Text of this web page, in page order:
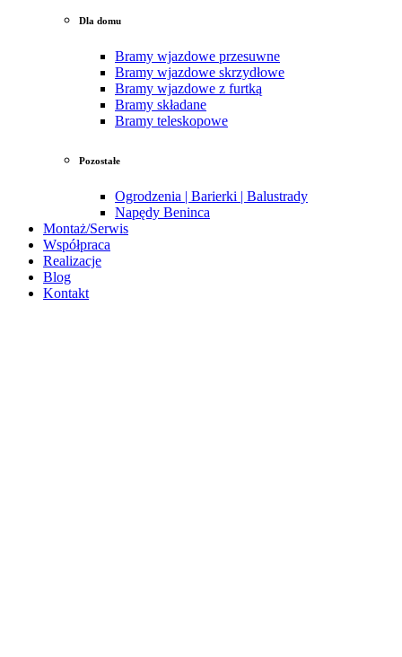
Dla domu
Bramy wjazdowe przesuwne
Bramy wjazdowe skrzydłowe
Bramy wjazdowe z furtką
Bramy składane
Bramy teleskopowe
Pozostałe
Ogrodzenia | Barierki | Balustrady
Napędy Beninca
Montaż/Serwis
Współpraca
Realizacje
Blog
Kontakt